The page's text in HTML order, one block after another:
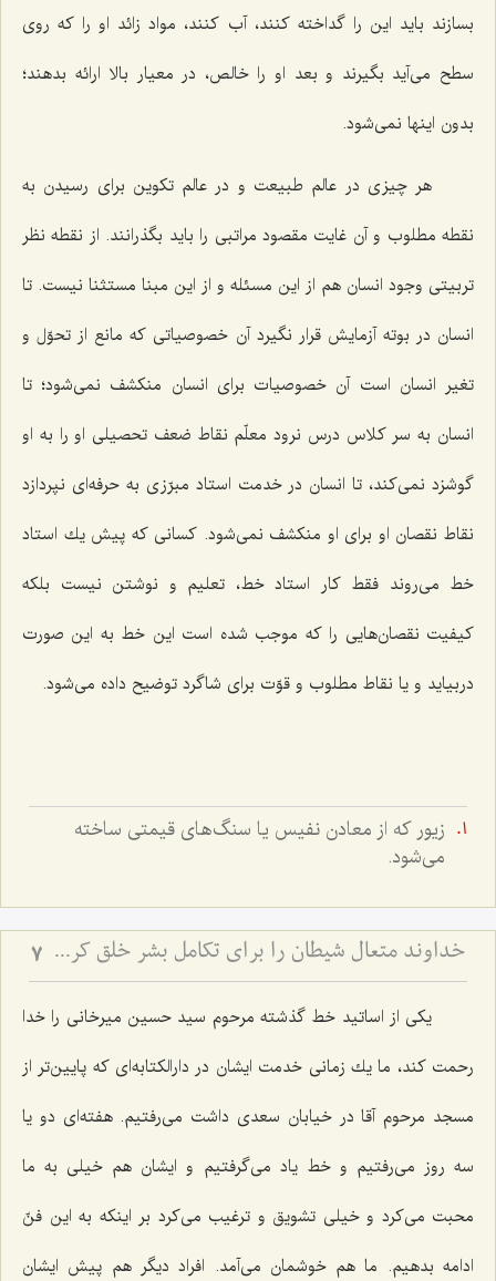
بسازند باید این را گداخته كنند، آب كنند، مواد زائد او را كه روی
سطح می‌آید بگیرند و بعد او را خالص، در معیار بالا ارائه بدهند؛
بدون اینها نمی‌شود.
هر چیزی در عالم طبیعت و در عالم تكوین برای رسیدن به
نقطه مطلوب و آن غایت مقصود مراتبی را باید بگذرانند. از نقطه نظر
تربیتی وجود انسان هم از این مسئله و از این مبنا مستثنا نیست. تا
انسان در بوته آزمایش قرار نگیرد آن خصوصیاتی كه مانع از تحوّل و
تغیر انسان است آن خصوصیات برای انسان منكشف نمی‌شود؛ تا
انسان به سر كلاس درس نرود معلّم نقاط ضعف تحصیلی او را به او
گوشزد نمی‌كند، تا انسان در خدمت استاد مبرّزی به حرفه‌ای نپردازد
نقاط نقصان او برای او منكشف نمی‌شود. كسانی كه پیش یك استاد
خط می‌روند فقط كار استاد خط، تعلیم و نوشتن نیست بلكه
كیفیت نقصان‌هایی را كه موجب شده است این خط به این صورت
دربیاید و یا نقاط مطلوب و قوّت برای شاگرد توضیح داده می‌شود.
زيور كه از معادن نفيس يا سنگ‌هاى قيمتى ساخته
مى‌شود.
خداوند متعال شیطان را برای تکامل بشر خلق کرده است 7
یكی از اساتید خط گذشته مرحوم سید حسین میرخانی را خدا
رحمت كند، ما یك زمانی خدمت ایشان در دارالكتابه‌ای كه پایین‌تر از
مسجد مرحوم آقا در خیابان سعدی داشت می‌رفتیم. هفته‌ای دو یا
سه روز می‌رفتیم و خط یاد می‌گرفتیم و ایشان هم خیلی به ما
محبت می‌كرد و خیلی تشویق و ترغیب می‌كرد بر اینكه به این فنّ
ادامه بدهیم. ما هم خوشمان می‌آمد. افراد دیگر هم پیش ایشان